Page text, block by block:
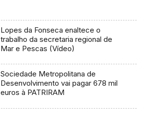
Lopes da Fonseca enaltece o
trabalho da secretaria regional de
Mar e Pescas (Vídeo)
Sociedade Metropolitana de
Desenvolvimento vai pagar 678 mil
euros à PATRIRAM